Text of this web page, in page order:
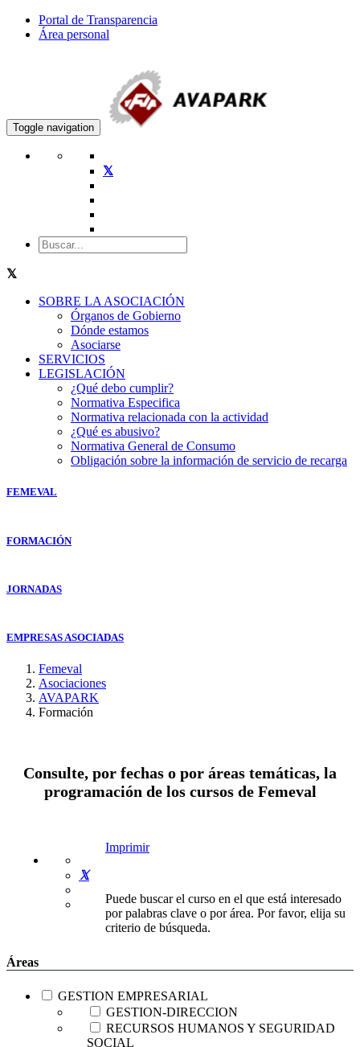
Portal de Transparencia
Área personal
Toggle navigation
SOBRE LA ASOCIACIÓN
Órganos de Gobierno
Dónde estamos
Asociarse
SERVICIOS
LEGISLACIÓN
¿Qué debo cumplir?
Normativa Especifica
Normativa relacionada con la actividad
¿Qué es abusivo?
Normativa General de Consumo
Obligación sobre la información de servicio de recarga
FEMEVAL
FORMACIÓN
JORNADAS
EMPRESAS ASOCIADAS
Femeval
Asociaciones
AVAPARK
Formación
Consulte, por fechas o por áreas temáticas, la
programación de los cursos de Femeval
Imprimir
Puede buscar el curso en el que está interesado
por palabras clave o por área. Por favor, elija su
criterio de búsqueda.
Áreas
GESTION EMPRESARIAL
GESTION-DIRECCION
RECURSOS HUMANOS Y SEGURIDAD
SOCIAL